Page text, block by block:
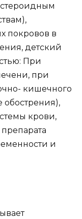
покровов в
детский
При
при
кишечного
обострения),
крови,
и